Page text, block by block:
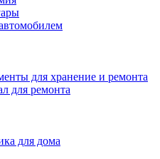
для хранение и ремонта
для ремонта
для дома